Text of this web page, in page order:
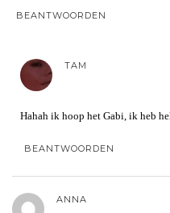
BEANTWOORDEN
TAM
Hahah ik hoop het Gabi, ik heb
BEANTWOORDEN
ANNA